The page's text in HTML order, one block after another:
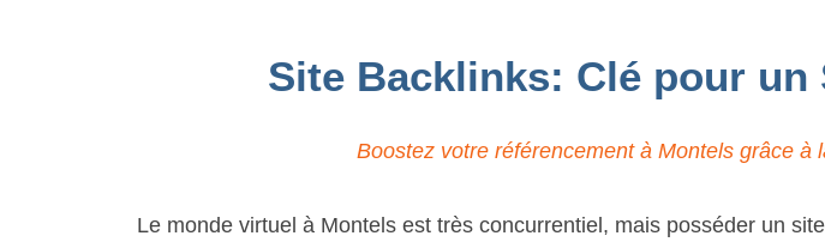
Site Backlinks: Clé pour un
Boostez votre référencement à Montels grâce
Le monde virtuel à Montels est très concurrentiel, mais posséder un